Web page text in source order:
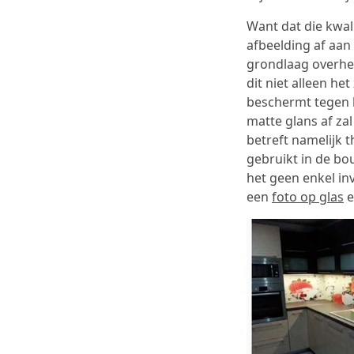
Want dat die
afbeelding af
grondlaag
dit niet alleen
beschermt tegen
matte glans af
betreft namelijk
gebruikt in de
het geen enkel
een foto op glas